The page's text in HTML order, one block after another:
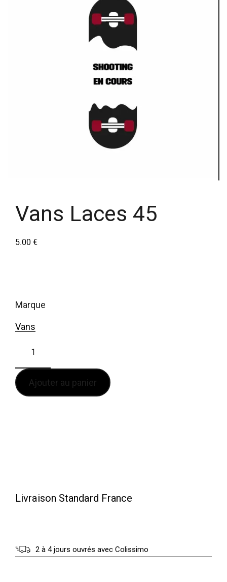
Vans Laces 45
5.00 €
marque
Vans
Ajouter au panier
Livraison Standard France
2 à 4 jours ouvrés avec Colissimo